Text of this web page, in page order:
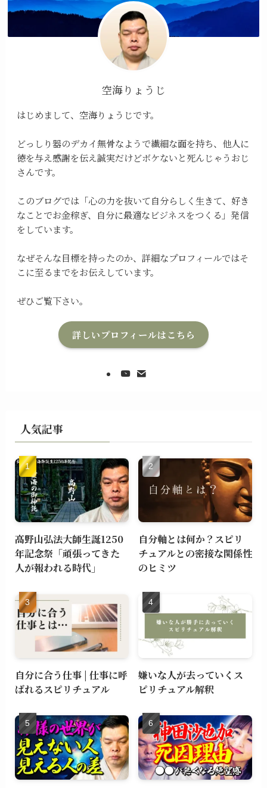
空海りょうじ
はじめまして、空海りょうじです。
どっしり器のデカイ無骨なようで繊細な面を持ち、他人に
徳を与え感謝を伝え誠実だけどボケないと死んじゃうおじ
さんです。
このブログでは「心の力を抜いて自分らしく生きて、好き
なことでお金稼ぎ、自分に最適なビジネスをつくる」発信
をしています。
なぜそんな目標を持ったのか、詳細なプロフィールではそ
こに至るまでをお伝えしています。
ぜひご覧下さい。
詳しいプロフィールはこちら
人気記事
高野山弘法大師生誕1250
年記念祭「頑張ってきた
人が報われる時代」
自分軸とは何か？スピリ
チュアルとの密接な関係性
のヒミツ
自分に合う仕事 | 仕事に呼
ばれるスピリチュアル
嫌いな人が去っていくス
ピリチュアル解釈